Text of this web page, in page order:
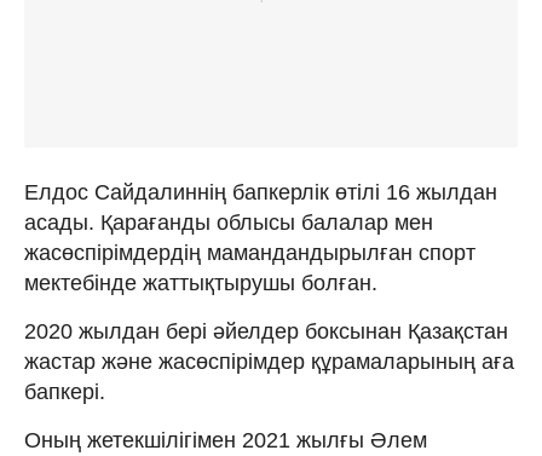
Елдос Сайдалиннің бапкерлік өтілі 16 жылдан
асады. Қарағанды облысы балалар мен
жасөспірімдердің мамандандырылған спорт
мектебінде жаттықтырушы болған.
2020 жылдан бері әйелдер боксынан Қазақстан
жастар және жасөспірімдер құрамаларының аға
бапкері.
Оның жетекшілігімен 2021 жылғы Әлем